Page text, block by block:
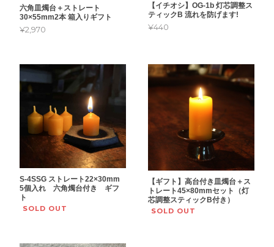
六角皿燭台＋ストレート
30×55mm2本 箱入りギフト
¥2,970
【イチオシ】OG-1b 灯芯調整ス
ティックB 流れを防げます!
¥440
S-4SSG ストレート22×30mm
5個入れ 六角燭台付き ギフ
ト
SOLD OUT
【ギフト】高台付き皿燭台＋ス
トレート45×80mmセット（灯
芯調整スティックB付き）
SOLD OUT